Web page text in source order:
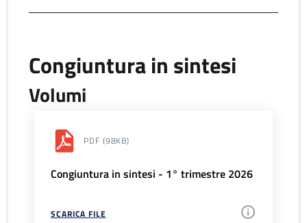
Congiuntura in sintesi
Volumi
PDF (98KB)
Congiuntura in sintesi - 1° trimestre 2026
SCARICA FILE